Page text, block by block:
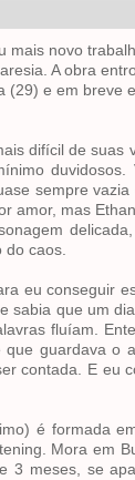
mais novo
A obra
(29) e em breve
difícil de suas
duvidosos.
sempre vazia
amor, mas
caos.
eu conseguir
sabia que um
fluíam.
guardava o
contada. E eu
é formada
Mora em
3 meses, se